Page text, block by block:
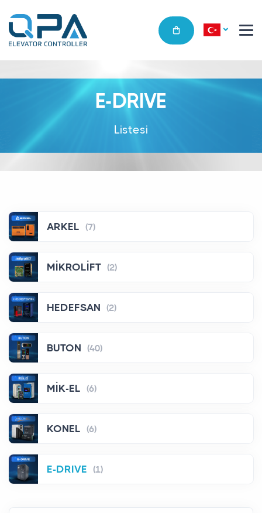
E-DRIVE
Listesi
ARKEL (7)
MİKROLİFT (2)
HEDEFSAN (2)
BUTON (40)
MİK-EL (6)
KONEL (6)
E-DRIVE (1)